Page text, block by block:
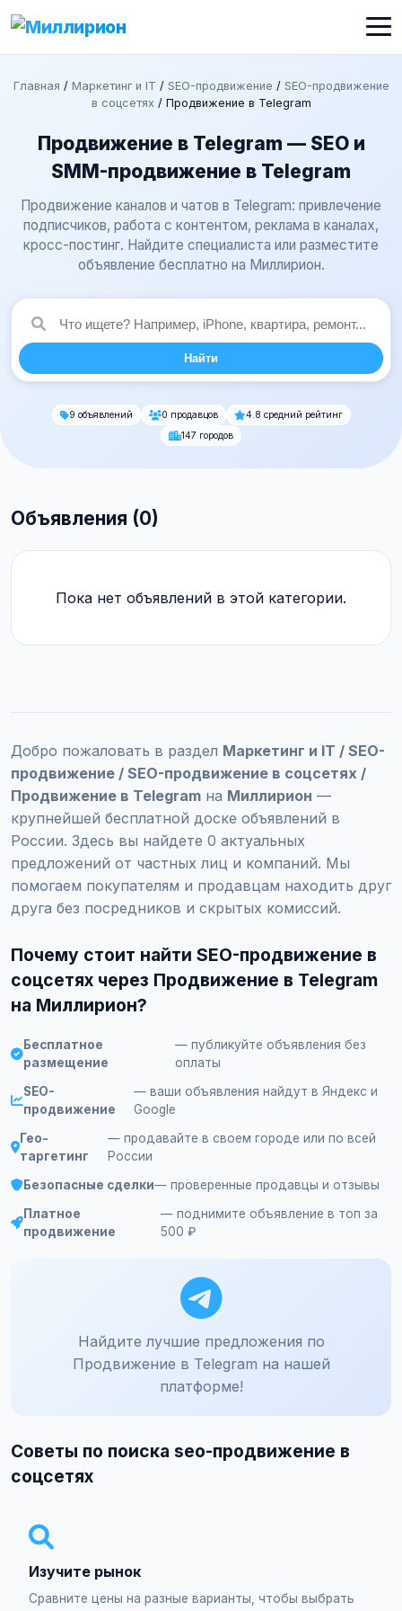
Главная / Маркетинг и IT / SEO-продвижение / SEO-продвижение
в соцсетях/ Продвижение в Telegram
Продвижение в Telegram — SEO и
SMM-продвижение в Telegram
Продвижение каналов и чатов в Telegram: привлечение
подписчиков, работа с контентом, реклама в каналах,
кросс-постинг. Найдите специалиста или разместите
объявление бесплатно на Миллирион.
Найти
9 объявлений 0 продавцов
4.8 средний рейтинг
147 городов
Объявления (0)
Пока нет объявлений в этой категории.
Добро пожаловать в раздел Маркетинг и IT / SEO-
продвижение / SEO-продвижение в соцсетях /
Продвижение в Telegram на Миллирион —
крупнейшей бесплатной доске объявлений в
России. Здесь вы найдете 0 актуальных
предложений от частных лиц и компаний. Мы
помогаем покупателям и продавцам находить друг
друга без посредников и скрытых комиссий.
Почему стоит найти SEO-продвижение в
соцсетях через Продвижение в Telegram
на Миллирион?
Бесплатное
размещение
— публикуйте объявления без
оплаты
SEO-
продвижение
— ваши объявления найдут в Яндекс и
Google
Гео-
таргетинг
— продавайте в своем городе или по всей
России
Безопасные сделки— проверенные продавцы и отзывы
Платное
продвижение
— поднимите объявление в топ за
500 ₽
Найдите лучшие предложения по
Продвижение в Telegram на нашей
платформе!
Советы по поиска seo-продвижение в
соцсетях
Изучите рынок
Сравните цены на разные варианты, чтобы выбрать